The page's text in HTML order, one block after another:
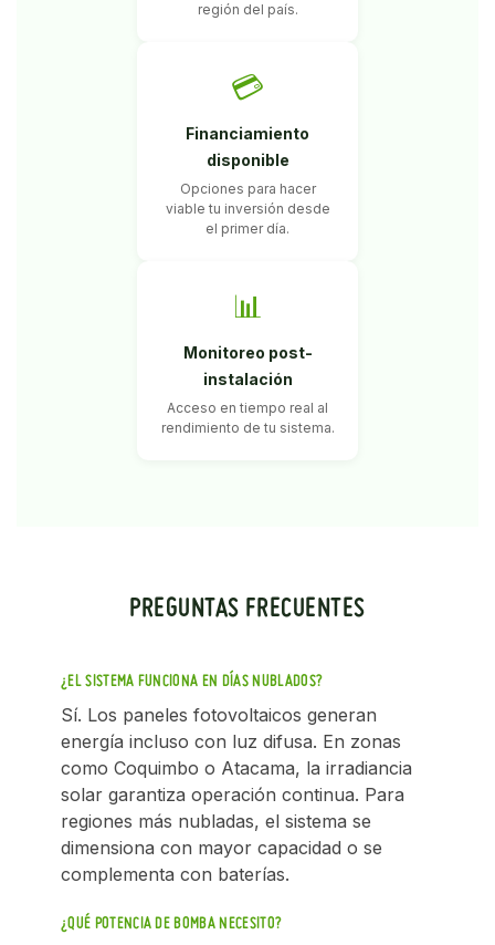
región del país.
💳
Financiamiento
disponible
Opciones para hacer
viable tu inversión desde
el primer día.
📊
Monitoreo post-
instalación
Acceso en tiempo real al
rendimiento de tu sistema.
PREGUNTAS FRECUENTES
¿EL SISTEMA FUNCIONA EN DÍAS NUBLADOS?
Sí. Los paneles fotovoltaicos generan
energía incluso con luz difusa. En zonas
como Coquimbo o Atacama, la irradiancia
solar garantiza operación continua. Para
regiones más nubladas, el sistema se
dimensiona con mayor capacidad o se
complementa con baterías.
¿QUÉ POTENCIA DE BOMBA NECESITO?